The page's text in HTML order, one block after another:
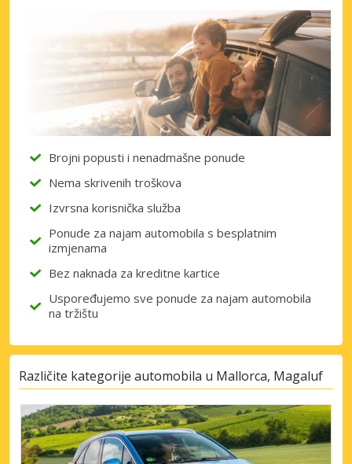
Brojni popusti i nenadmašne ponude
Nema skrivenih troškova
Izvrsna korisnička služba
Ponude za najam automobila s besplatnim
izmjenama
Bez naknada za kreditne kartice
Uspoređujemo sve ponude za najam automobila
na tržištu
Različite kategorije automobila u Mallorca, Magaluf